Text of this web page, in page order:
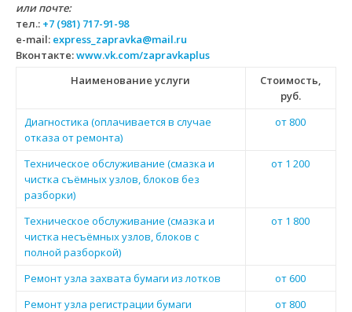
или почте:
тел.: +7 (981) 717-91-98
e-mail: express_zapravka@mail.ru
Вконтакте:www.vk.com/zapravkaplus
Наименование услуги
Стоимость,
руб.
Диагностика (оплачивается в случае
отказа от ремонта)
от 800
Техническое обслуживание (смазка и
чистка съёмных узлов, блоков без
разборки)
от 1 200
Техническое обслуживание (смазка и
чистка несъёмных узлов, блоков с
полной разборкой)
от 1 800
Ремонт узла захвата бумаги из лотков
от 600
Ремонт узла регистрации бумаги
от 800